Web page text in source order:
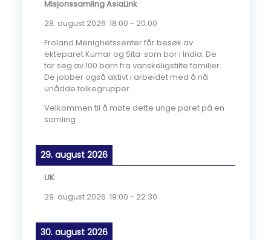
Misjonssamling AsiaLink
28. august 2026 18:00 - 20:00
Froland Menighetssenter får besøk av
ekteparet Kumar og Sita som bor i India. De
tar seg av 100 barn fra vanskeligstilte familier.
De jobber også aktivt i arbeidet med å nå
unådde folkegrupper.
Velkommen til å møte dette unge paret på en
samling
29. august 2026
UK
29. august 2026 19:00 - 22:30
30. august 2026